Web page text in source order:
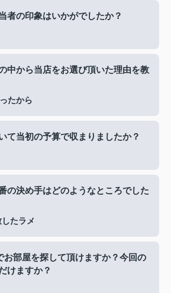
者の印象はいかがでしたか？
中から当店をお選び頂いた理由を教
たから
て当初の予算で収まりましたか？
の決め手はどのようなところでした
たラメ
お部屋を探して頂けますか？今回の
けますか？